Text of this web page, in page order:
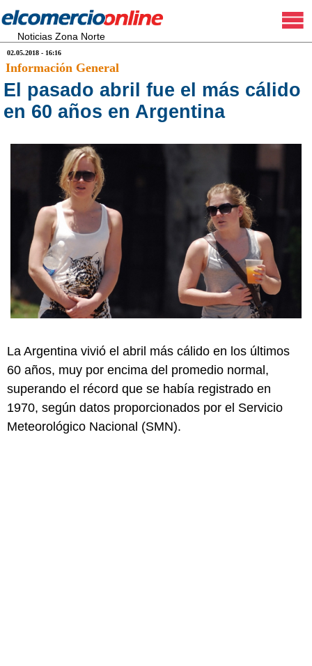
Noticias Zona Norte
02.05.2018 - 16:16
Información General
El pasado abril fue el más cálido
en 60 años en Argentina
La Argentina vivió el abril más cálido en los últimos
60 años, muy por encima del promedio normal,
superando el récord que se había registrado en
1970, según datos proporcionados por el Servicio
Meteorológico Nacional (SMN).